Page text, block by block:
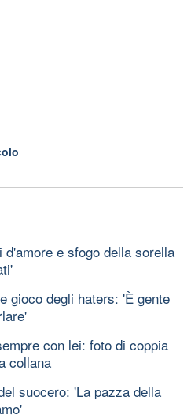
e sfogo della sorella
gioco degli haters: 'È gente
con lei: foto di coppia
collana
suocero: 'La pazza della